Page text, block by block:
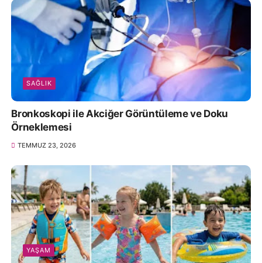
SAĞLIK
Bronkoskopi ile Akciğer Görüntüleme ve Doku
Örneklemesi
TEMMUZ 23, 2026
YAŞAM